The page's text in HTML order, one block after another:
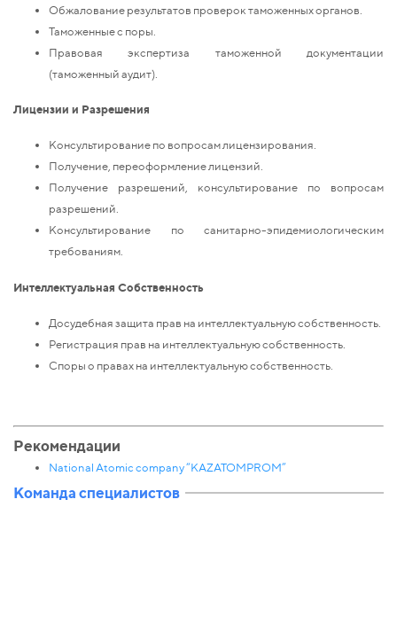
Обжалование результатов проверок таможенных органов.
Таможенные с поры.
Правовая экспертиза таможенной документации
(таможенный аудит).
Лицензии и Разрешения
Консультирование по вопросам лицензирования.
Получение, переоформление лицензий.
Получение разрешений, консультирование по вопросам
разрешений.
Консультирование по санитарно-эпидемиологическим
требованиям.
Интеллектуальная Собственность
Досудебная защита прав на интеллектуальную собственность.
Регистрация прав на интеллектуальную собственность.
Споры о правах на интеллектуальную собственность.
Рекомендации
National Atomic company “KAZATOMPROM”
Команда специалистов